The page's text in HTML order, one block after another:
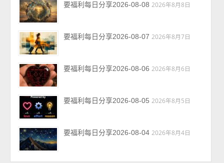
要福利每日分享2026-08-08 2026年8月8日
要福利每日分享2026-08-07 2026年8月7日
要福利每日分享2026-08-06 2026年8月6日
要福利每日分享2026-08-05 2026年8月5日
要福利每日分享2026-08-04 2026年8月4日